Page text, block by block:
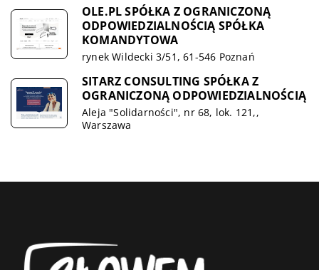
OLE.PL SPÓŁKA Z OGRANICZONĄ
ODPOWIEDZIALNOŚCIĄ SPÓŁKA
KOMANDYTOWA
rynek Wildecki 3/51, 61-546 Poznań
SITARZ CONSULTING SPÓŁKA Z
OGRANICZONĄ ODPOWIEDZIALNOŚCIĄ
Aleja "Solidarności", nr 68, lok. 121,,
Warszawa